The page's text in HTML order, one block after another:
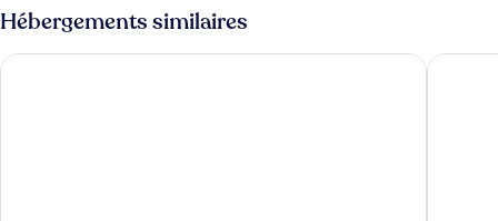
Hébergements similaires
Beachside Resort & Residences